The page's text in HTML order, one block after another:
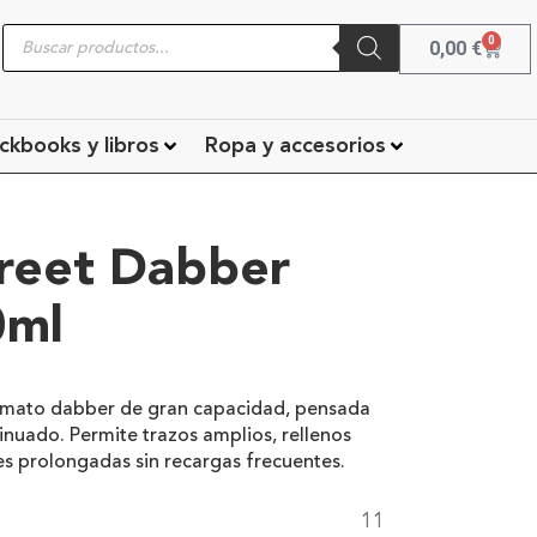
0,00 € 0
y libros Ropa y accesorios
Dabber
dabber de gran capacidad, pensada
Permite trazos amplios, rellenos
prolongadas sin recargas frecuentes.
11